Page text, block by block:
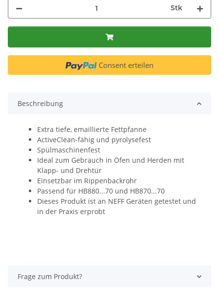
Stk
Consent erteilen
Beschreibung
Extra tiefe, emaillierte Fettpfanne
ActiveClean-fähig und pyrolysefest
Spülmaschinenfest
Ideal zum Gebrauch in Öfen und Herden mit
Klapp- und Drehtür
Einsetzbar im Rippenbackrohr
Passend für HB880...70 und HB870...70
Dieses Produkt ist an NEFF Geräten getestet und
in der Praxis erprobt
Frage zum Produkt?